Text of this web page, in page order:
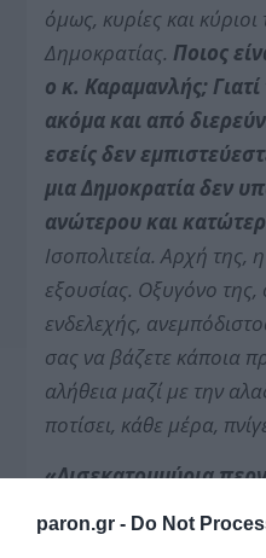
paron.gr - Do Not
όμως, κυρίες και
Δημοκρατίας. Ποιος
ο κ. Καραμανλής;
ακόμα και από
εσείς δεν
μιαΔημοκρατία δεν
ανώτερου και
Ισοπολιτεία. Αρχή της,
εξουσίας. Οξυγόνο της,
ενδελεχής,
σας να βάζετε κάποια
αλήθεια μαζί με την
ποτίσει, κάθε μέρα,
«Δισεκατομμύρια
αλλάζει»